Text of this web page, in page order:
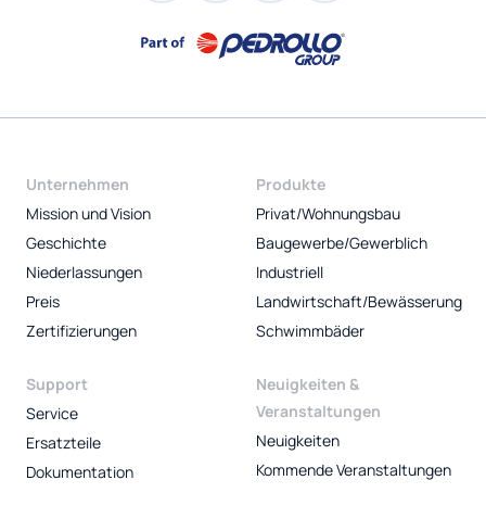
Unternehmen
Mission und Vision
Geschichte
Niederlassungen
Preis
Zertifizierungen
Produkte
Privat/Wohnungsbau
Baugewerbe/Gewerblich
Industriell
Landwirtschaft/Bewässerung
Schwimmbäder
Support
Service
Ersatzteile
Dokumentation
Neuigkeiten &
Veranstaltungen
Neuigkeiten
Kommende Veranstaltungen